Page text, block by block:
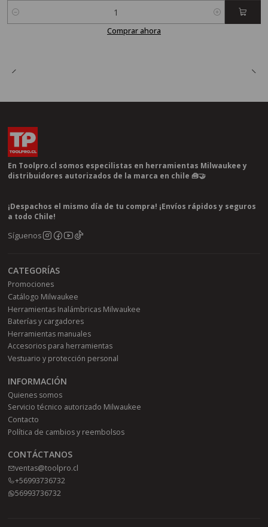
Cantidad
Comprar ahora
En Toolpro.cl somos especilistas en herramientas Milwaukee y
distribuidores autorizados de la marca en chile 🧰🤝
¡Despachos el mismo día de tu compra! ¡Envíos rápidos y seguros
a todo Chile!
Síguenos
CATEGORÍAS
Promociones
Catálogo Milwaukee
Herramientas Inalámbricas Milwaukee
Baterías y cargadores
Herramientas manuales
Accesorios para herramientas
Vestuario y protección personal
INFORMACIÓN
Quienes somos
Servicio técnico autorizado Milwaukee
Contacto
Política de cambios y reembolsos
CONTÁCTANOS
ventas@toolpro.cl
+56993736732
56993736732